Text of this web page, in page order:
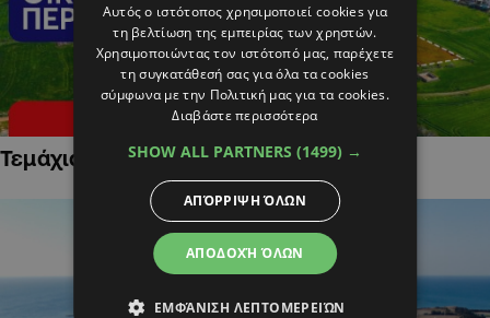
Τεμάχια Γης σε Οικιστικές Περιοχές
Αυτός ο ιστότοπος χρησιμοποιεί cookies για
τη βελτίωση της εμπειρίας των χρηστών.
Χρησιμοποιώντας τον ιστότοπό μας, παρέχετε
τη συγκατάθεσή σας για όλα τα cookies
σύμφωνα με την Πολιτική μας για τα cookies.
Διαβάστε περισσότερα
SHOW ALL PARTNERS (1499) →
ΑΠΟΔΟΧΉ ΌΛΩΝ
ΑΠΌΡΡΙΨΗ ΌΛΩΝ
ΕΜΦΆΝΙΣΗ ΛΕΠΤΟΜΕΡΕΙΏΝ